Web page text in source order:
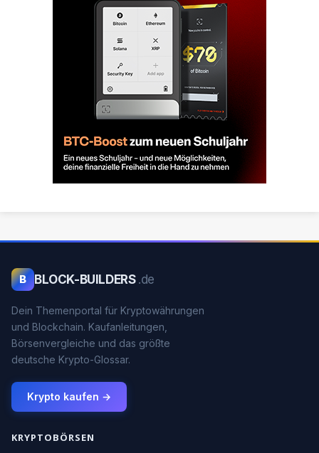
B BLOCK-BUILDERS .de
Dein Themenportal für Kryptowährungen
und Blockchain. Kaufanleitungen,
Börsenvergleiche und das größte
deutsche Krypto-Glossar.
Krypto kaufen →
KRYPTOBÖRSEN